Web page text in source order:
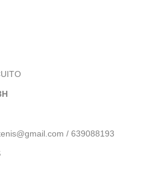
/ 639088193